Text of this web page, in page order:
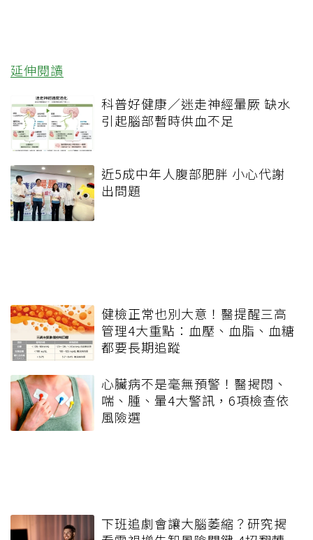
延伸閱讀
科普好健康／迷走神經暈厥 缺水
引起腦部暫時供血不足
近5成中年人腹部肥胖 小心代謝
出問題
健檢正常也別大意！醫提醒三高
管理4大重點：血壓、血脂、血糖
都要長期追蹤
心臟病不是毫無預警！醫揭悶、
喘、腫、暈4大警訊，6項檢查依
風險選
下班追劇會讓大腦萎縮？研究揭